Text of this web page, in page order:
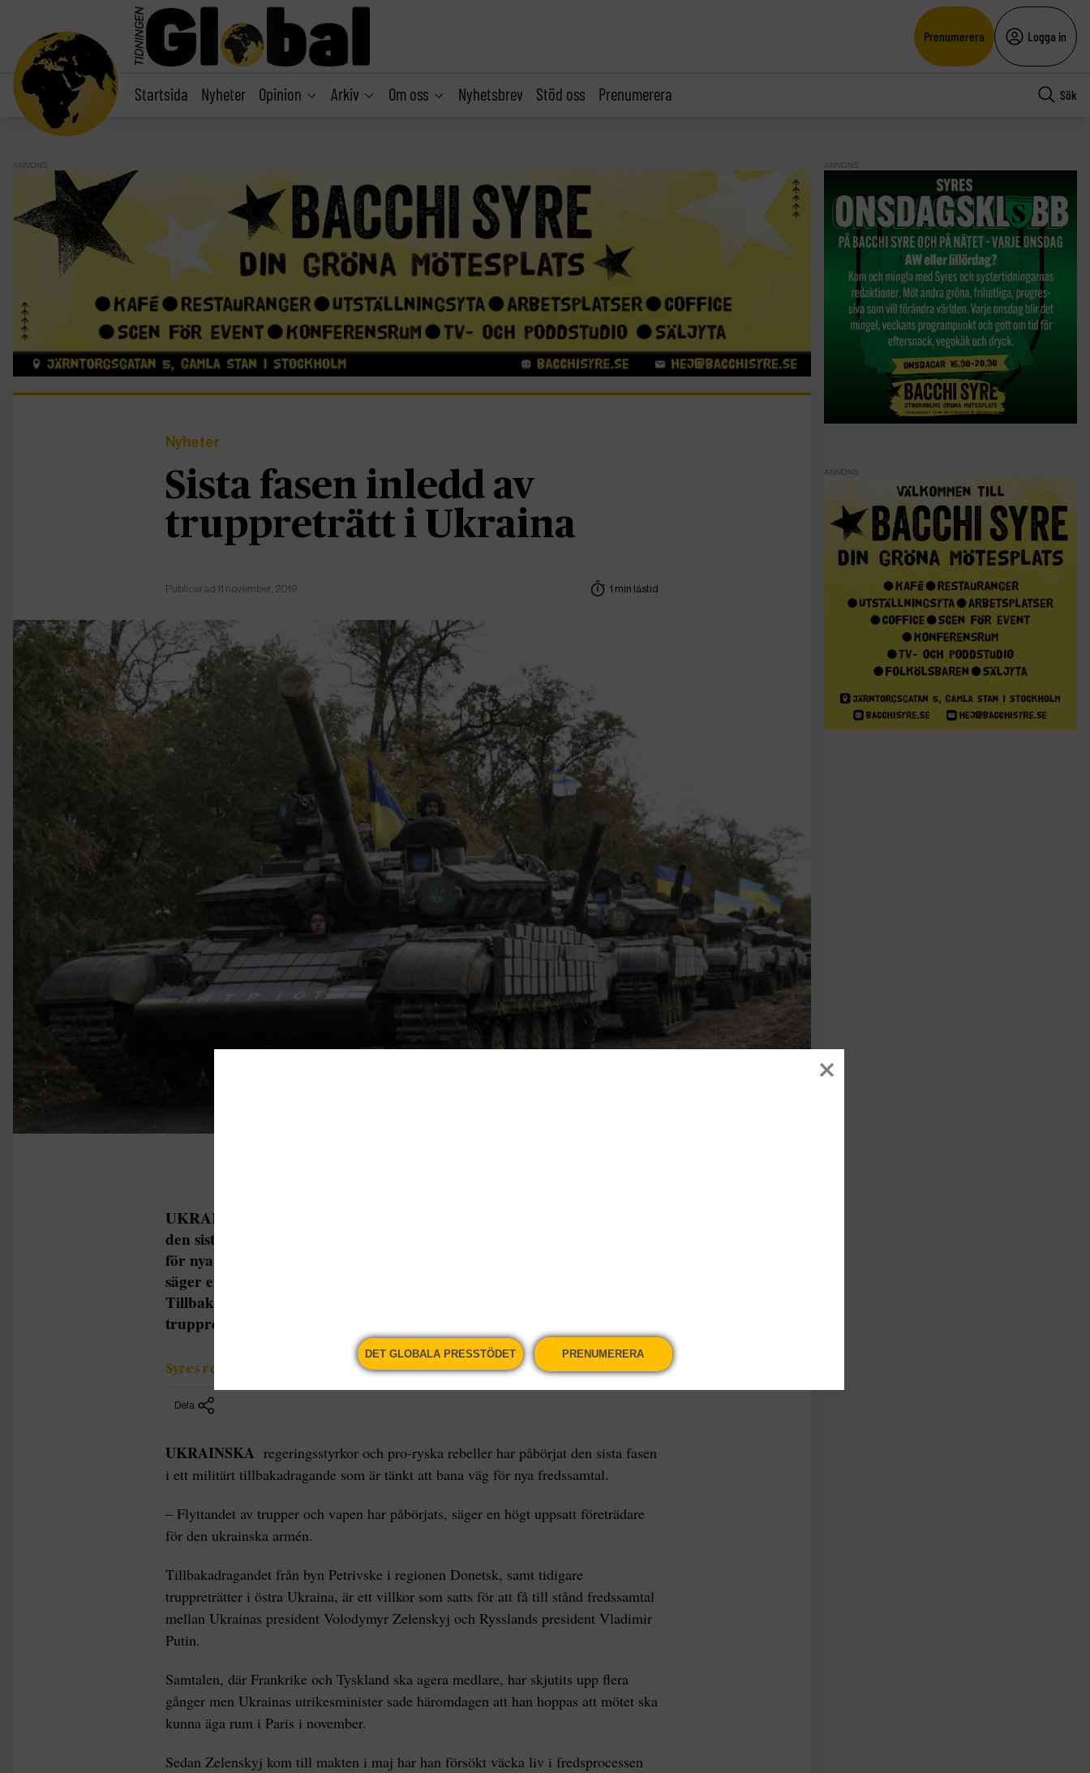
Prenumerera Logga in
Startsida Nyheter Opinion Arkiv Om oss Nyhetsbrev Stöd oss Prenumerera Sök
ANNONS
Nyheter
Sista fasen inledd av
truppreträtt i Ukraina
Publicerad 11 november, 2019 1 min lästid
UKRAINSKA regeringsstyrkor och pro-ryska rebeller har påbörjat
den sista fasen i ett militärt tillbakadragande som är tänkt att bana väg
för nya fredssamtal. – Flyttandet av trupper och vapen har påbörjats,
säger en högt uppsatt företrädare för den ukrainska armén.
Tillbakadragandet från byn Petrivske i regionen Donetsk, samt tidigare
truppreträtter i östra Ukraina, är ett […]
Syres redaktion
Dela
UKRAINSKA regeringsstyrkor och pro-ryska rebeller har påbörjat den sista fasen
i ett militärt tillbakadragande som är tänkt att bana väg för nya fredssamtal.
– Flyttandet av trupper och vapen har påbörjats, säger en högt uppsatt företrädare
för den ukrainska armén.
Tillbakadragandet från byn Petrivske i regionen Donetsk, samt tidigare
truppreträtter i östra Ukraina, är ett villkor som satts för att få till stånd fredssamtal
mellan Ukrainas president Volodymyr Zelenskyj och Rysslands president Vladimir
Putin.
Samtalen, där Frankrike och Tyskland ska agera medlare, har skjutits upp flera
gånger men Ukrainas utrikesminister sade häromdagen att han hoppas att mötet ska
kunna äga rum i Paris i november.
Sedan Zelenskyj kom till makten i maj har han försökt väcka liv i fredsprocessen
ANNONS
ANNONS
DET GLOBALA PRESSTÖDET PRENUMERERA